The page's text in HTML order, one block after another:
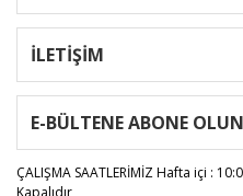
İLETİŞİM
E-BÜLTENE ABONE OLUN
ÇALIŞMA SAATLERİMİZHafta içi :
Kapalıdır